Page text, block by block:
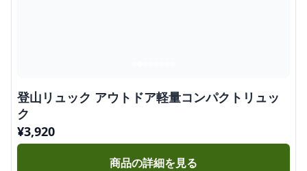
登山リュック アウトドア軽量コンパクトリュッ
ク
¥3,920
商品の詳細を見る